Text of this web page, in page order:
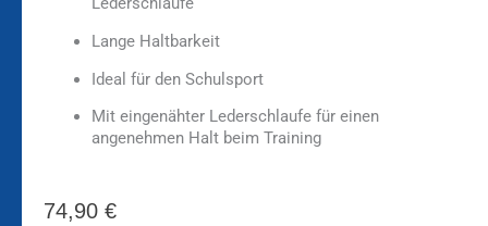
Lange Haltbarkeit
Ideal für den Schulsport
Mit eingenähter Lederschlaufe für einen
angenehmen Halt beim Training
74,90 €